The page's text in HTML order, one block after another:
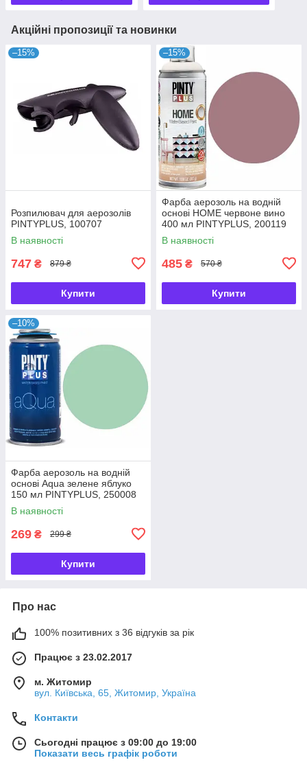
Акційні пропозиції та новинки
–15%
Розпилювач для аерозолів
PINTYPLUS, 100707
В наявності
747 ₴ 879 ₴
Купити
–15%
Фарба аерозоль на водній
основі HOME червоне вино
400 мл PINTYPLUS, 200119
В наявності
485 ₴ 570 ₴
Купити
–10%
Фарба аерозоль на водній
основі Aqua зелене яблуко
150 мл PINTYPLUS, 250008
В наявності
269 ₴ 299 ₴
Купити
Про нас
100% позитивних з 36 відгуків за рік
Працює з 23.02.2017
м. Житомир
вул. Київська, 65, Житомир, Україна
Контакти
Сьогодні працює з 09:00 до 19:00
Показати весь графік роботи